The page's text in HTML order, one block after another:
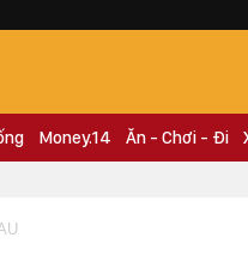
Money.14 Ăn - Chơi - Đi